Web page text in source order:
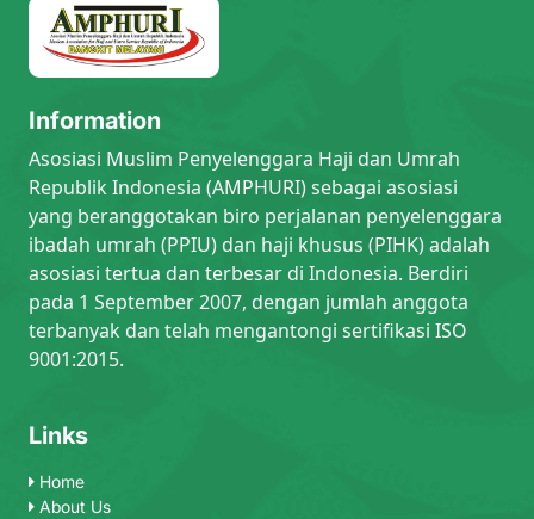
Information
Asosiasi Muslim Penyelenggara Haji dan Umrah
Republik Indonesia (AMPHURI) sebagai asosiasi
yang beranggotakan biro perjalanan penyelenggara
ibadah umrah (PPIU) dan haji khusus (PIHK) adalah
asosiasi tertua dan terbesar di Indonesia. Berdiri
pada 1 September 2007, dengan jumlah anggota
terbanyak dan telah mengantongi sertifikasi ISO
9001:2015.
Links
Home
About Us